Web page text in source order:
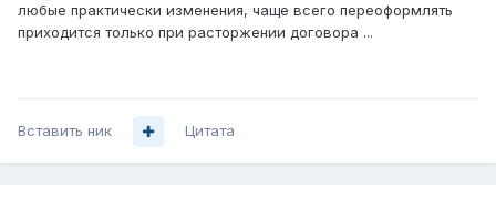
любые практически изменения, чаще всего переоформлять
приходится только при расторжении договора ...
Вставить ник Цитата